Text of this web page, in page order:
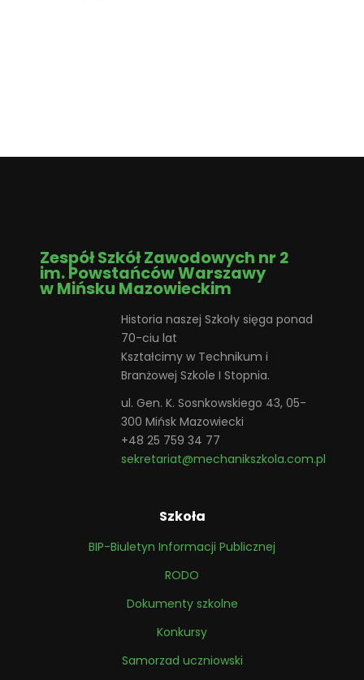
Zespół Szkół Zawodowych nr 2
im. Powstańców Warszawy
w Mińsku Mazowieckim
Historia naszej Szkoły sięga ponad
70-ciu lat
Kształcimy w Technikum i
Branżowej Szkole I Stopnia.
ul. Gen. K. Sosnkowskiego 43, 05-
300 Mińsk Mazowiecki
+48 25 759 34 77
sekretariat@mechanikszkola.com.pl
Szkoła
BIP-Biuletyn Informacji Publicznej
RODO
Dokumenty szkolne
Konkursy
Samorzad uczniowski